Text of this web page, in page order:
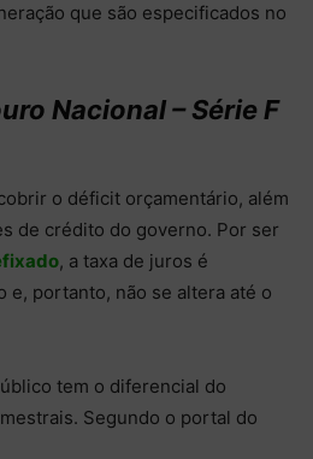
que são especificados no
Nacional – Série F
o déficit orçamentário, além
de crédito do governo. Por ser
, a taxa de juros é
e, portanto, não se altera até o
tem o diferencial do
Segundo o portal do